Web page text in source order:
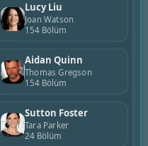
Lucy Liu
Joan Watson
154 Bölüm
Aidan Quinn
Thomas Gregson
154 Bölüm
Sutton Foster
Tara Parker
24 Bölüm